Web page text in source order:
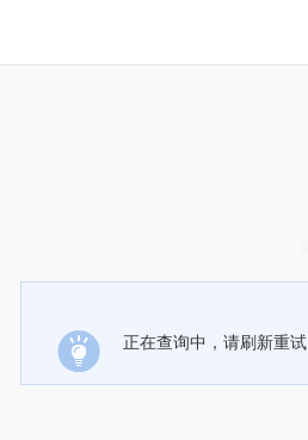
正在查询中，请刷新重试